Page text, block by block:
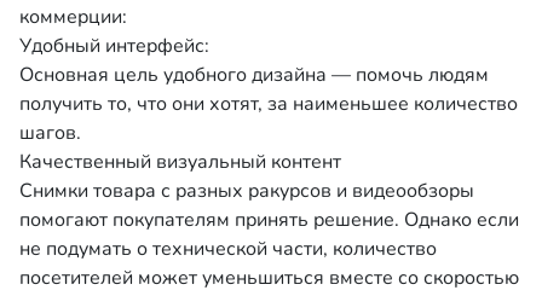
коммерции:
Удобный интерфейс:
Основная цель удобного дизайна — помочь людям
получить то, что они хотят, за наименьшее количество
шагов.
Качественный визуальный контент
Снимки товара с разных ракурсов и видеообзоры
помогают покупателям принять решение. Однако если
не подумать о технической части, количество
посетителей может уменьшиться вместе со скоростью